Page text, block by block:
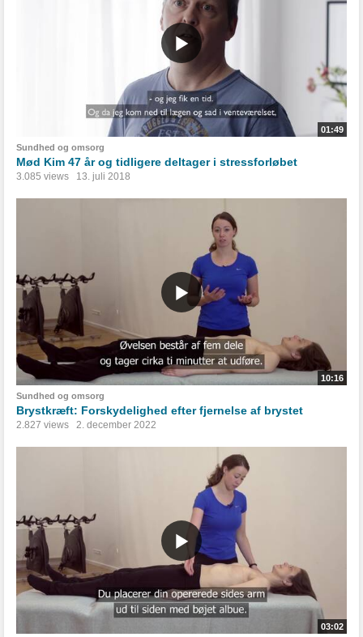
01:49
Sundhed og omsorg
Mød Kim 47 år og tidligere deltager i stressforløbet
3.085 views 13. juli 2018
10:16
Sundhed og omsorg
Brystkræft: Forskydelighed efter fjernelse af brystet
2.827 views 2. december 2022
03:02